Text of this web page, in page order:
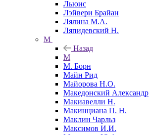
Льюис
Лэйвери Брайан
Лялина М.А.
Ляпидевский Н.
М
Назад
М
М. Борн
Майн Рид
Майорова Н.О.
Македонский Александр
Макиавелли Н.
Макинциана П. Н.
Маклин Чарльз
Максимов И.И.